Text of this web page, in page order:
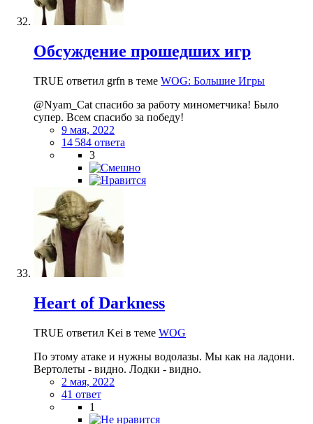
Обсуждение прошедших игр
TRUE ответил grfn в теме WOG: Большие Игры
@Nyam_Cat спасибо за работу минометчика! Было
супер. Всем спасибо за победу!
9 мая, 2022
14 584 ответа
3
Heart of Darkness
TRUE ответил Kei в теме WOG
По этому атаке и нужны водолазы. Мы как на ладони.
Вертолеты - видно. Лодки - видно.
2 мая, 2022
41 ответ
1